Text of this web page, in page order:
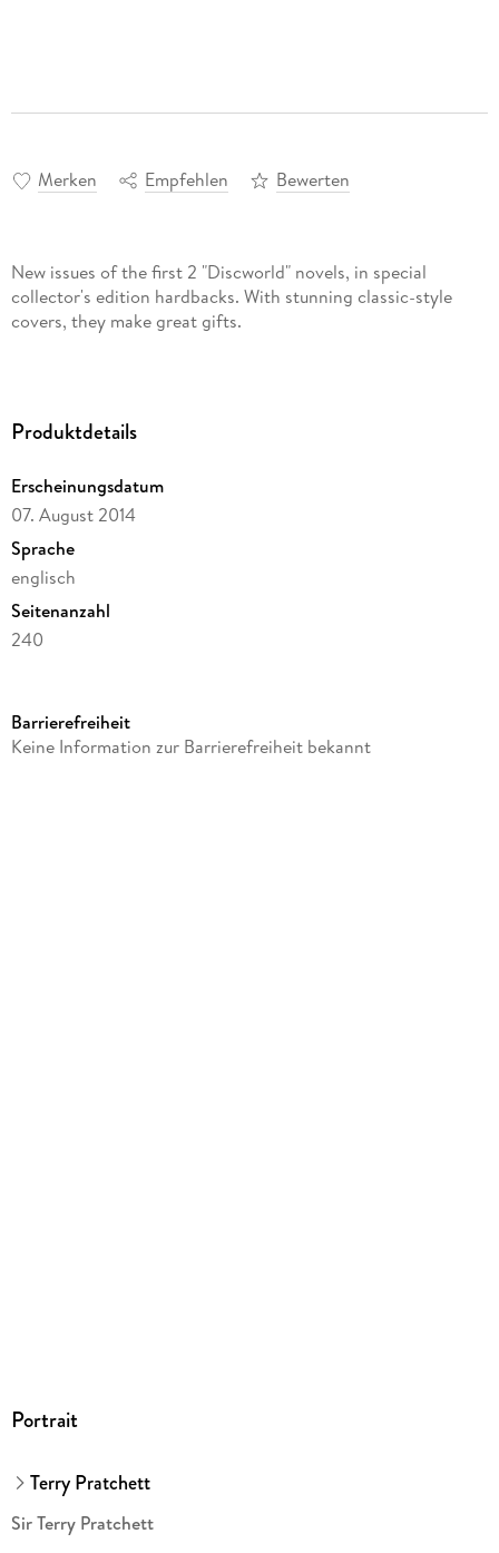
Merken Empfehlen Bewerten
New issues of the first 2 "Discworld" novels, in special
collector's edition hardbacks. With stunning classic-style
covers, they make great gifts.
Produktdetails
Erscheinungsdatum
07. August 2014
Sprache
englisch
Seitenanzahl
240
Verlag/Hersteller
Barrierefreiheit
Keine Information zur Barrierefreiheit bekannt
Portrait
Terry Pratchett
Sir Terry Pratchett